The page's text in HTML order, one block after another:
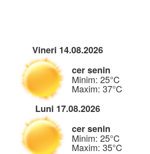
Vineri 14.08.2026
cer senin
Minim: 25°C
Maxim: 37°C
Luni 17.08.2026
cer senin
Minim: 25°C
Maxim: 35°C